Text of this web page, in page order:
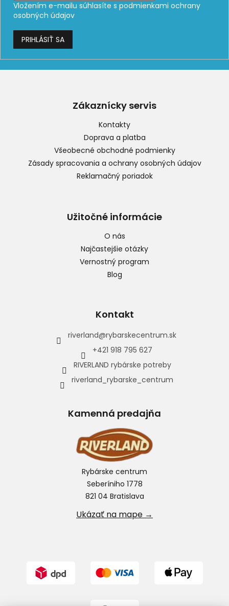
Vložením e-mailu súhlasíte s podmienkami ochrany
osobných údajov
PRIHLÁSIŤ SA
Zákaznícky servis
Kontakty
Doprava a platba
Všeobecné obchodné podmienky
Zásady spracovania a ochrany osobných údajov
Reklamačný poriadok
Užitočné informácie
O nás
Najčastejšie otázky
Vernostný program
Blog
Kontakt
riverland@rybarskecentrum.sk
+421 918 795 627
RIVERLAND rybárske potreby
riverland_rybarske_centrum
Kamenná predajňa
Rybárske centrum
Seberíniho 1778
821 04 Bratislava
Ukázať na mape →